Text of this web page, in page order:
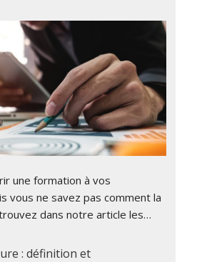
une formation à vos
vous ne savez pas comment la
dans notre article les…
: définition et